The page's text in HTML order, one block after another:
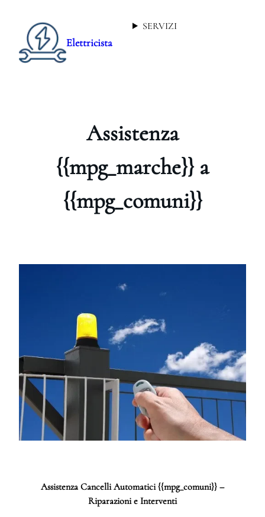
Elettricista
SERVIZI
Assistenza
{{mpg_marche}} a
{{mpg_comuni}}
Assistenza Cancelli Automatici {{mpg_comuni}} –
Riparazioni e Interventi